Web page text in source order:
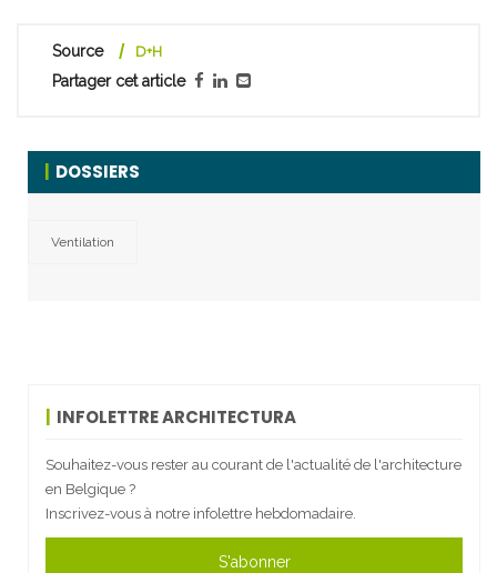
Source D+H
Partager cet article
DOSSIERS
Ventilation
INFOLETTRE ARCHITECTURA
Souhaitez-vous rester au courant de l'actualité de l'architecture
en Belgique ?
Inscrivez-vous à notre infolettre hebdomadaire.
S'abonner